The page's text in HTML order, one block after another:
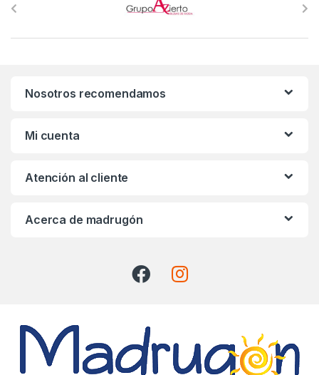
Nosotros recomendamos
Mi cuenta
Atención al cliente
Acerca de madrugón